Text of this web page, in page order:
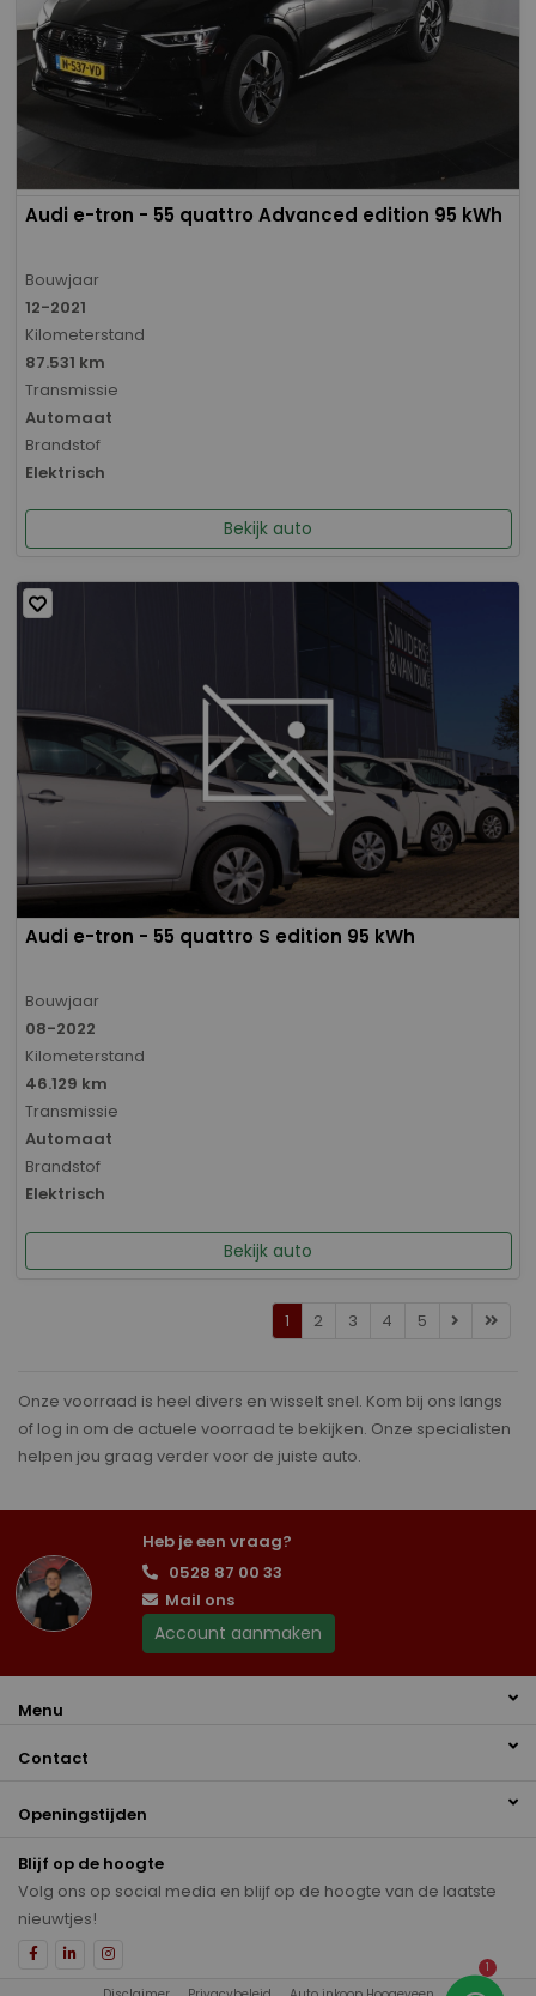
Audi e-tron - 55 quattro Advanced edition 95 kWh
Bouwjaar
12-2021
Kilometerstand
87.531 km
Transmissie
Automaat
Brandstof
Elektrisch
Bekijk auto
Audi e-tron - 55 quattro S edition 95 kWh
Bouwjaar
08-2022
Kilometerstand
46.129 km
Transmissie
Automaat
Brandstof
Elektrisch
Bekijk auto
1 2 3 4 5
Onze voorraad is heel divers en wisselt snel. Kom bij ons langs
of log in om de actuele voorraad te bekijken. Onze specialisten
helpen jou graag verder voor de juiste auto.
Heb je een vraag?
0528 87 00 33
Mail ons
Account aanmaken
Menu
Contact
Openingstijden
Blijf op de hoogte
Volg ons op social media en blijf op de hoogte van de laatste
nieuwtjes!
1